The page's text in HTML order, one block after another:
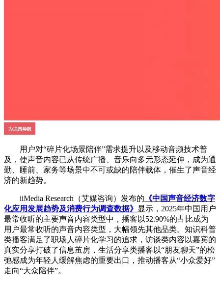
用户对“碎片化场景陪伴”需求提升以及移动音频技术普
及，使声音内容已从传统广播、音乐向多元形态延伸，成为通
勤、睡前、家务等场景中不可或缺的陪伴载体，催生了声音经
济的新趋势。
iiMedia Research（艾媒咨询）发布的 《中国声音经济数字
化应用发展趋势及消费行为调查数据》 显示，2025年中国用户
最常收听的主要声音内容类型中，播客以52.90%的占比成为
用户最常收听的声音内容类型，大幅领先其他品类。知识科普
类播客满足了职场人碎片化学习的追求，访谈类内容以嘉宾的
真实分享打破了信息茧房，生活分享类播客以“朋友聊天”的松
弛感成为年轻人缓解焦虑的重要出口，推动播客从“小众爱好”
走向“大众陪伴”。